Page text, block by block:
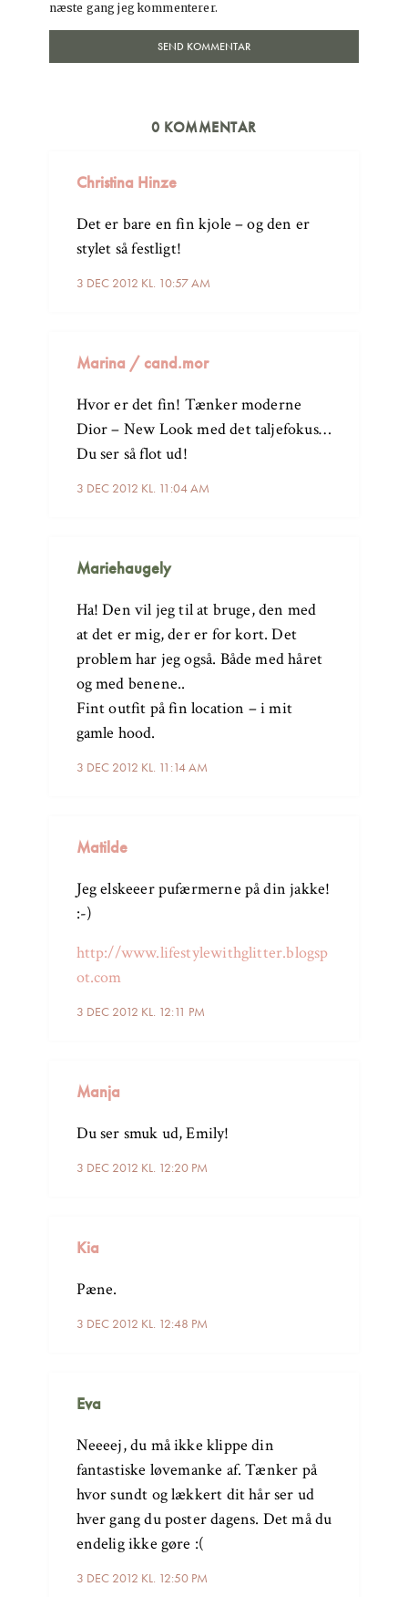
næste gang jeg kommenterer.
0 KOMMENTAR
Christina Hinze
3 DEC 2012 KL. 10:57 AM
Det er bare en fin kjole – og den er
stylet så festligt!
Marina / cand.mor
3 DEC 2012 KL. 11:04 AM
Hvor er det fin! Tænker moderne
Dior – New Look med det taljefokus…
Du ser så flot ud!
Mariehaugely
3 DEC 2012 KL. 11:14 AM
Ha! Den vil jeg til at bruge, den med
at det er mig, der er for kort. Det
problem har jeg også. Både med håret
og med benene..
Fint outfit på fin location – i mit
gamle hood.
Matilde
3 DEC 2012 KL. 12:11 PM
Jeg elskeeer pufærmerne på din jakke!
:-)
http://www.lifestylewithglitter.blogsp
ot.com
Manja
3 DEC 2012 KL. 12:20 PM
Du ser smuk ud, Emily!
Kia
3 DEC 2012 KL. 12:48 PM
Pæne.
Eva
3 DEC 2012 KL. 12:50 PM
Neeeej, du må ikke klippe din
fantastiske løvemanke af. Tænker på
hvor sundt og lækkert dit hår ser ud
hver gang du poster dagens. Det må du
endelig ikke gøre :(